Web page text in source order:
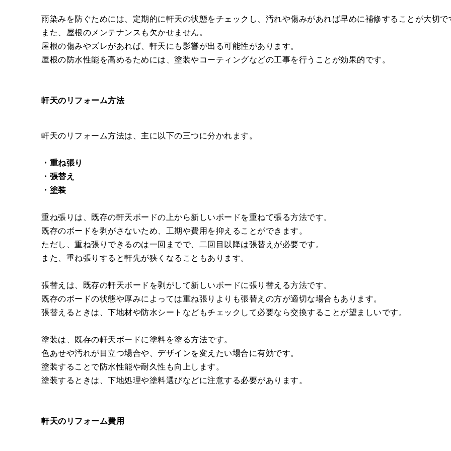
雨染みを防ぐためには、定期的に軒天の状態をチェックし、汚れや傷みがあれば早めに補修することが大切で
また、屋根のメンテナンスも欠かせません。
屋根の傷みやズレがあれば、軒天にも影響が出る可能性があります。
屋根の防水性能を高めるためには、塗装やコーティングなどの工事を行うことが効果的です。
軒天のリフォーム方法
軒天のリフォーム方法は、主に以下の三つに分かれます。
・重ね張り
・張替え
・塗装
重ね張りは、既存の軒天ボードの上から新しいボードを重ねて張る方法です。
既存のボードを剥がさないため、工期や費用を抑えることができます。
ただし、重ね張りできるのは一回までで、二回目以降は張替えが必要です。
また、重ね張りすると軒先が狭くなることもあります。
張替えは、既存の軒天ボードを剥がして新しいボードに張り替える方法です。
既存のボードの状態や厚みによっては重ね張りよりも張替えの方が適切な場合もあります。
張替えるときは、下地材や防水シートなどもチェックして必要なら交換することが望ましいです。
塗装は、既存の軒天ボードに塗料を塗る方法です。
色あせや汚れが目立つ場合や、デザインを変えたい場合に有効です。
塗装することで防水性能や耐久性も向上します。
塗装するときは、下地処理や塗料選びなどに注意する必要があります。
軒天のリフォーム費用